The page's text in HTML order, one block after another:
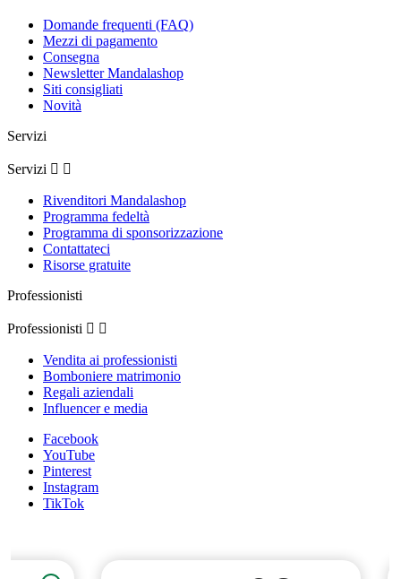
Domande frequenti (FAQ)
Mezzi di pagamento
Consegna
Newsletter Mandalashop
Siti consigliati
Novità
Servizi
Servizi  
Rivenditori Mandalashop
Programma fedeltà
Programma di sponsorizzazione
Contattateci
Risorse gratuite
Professionisti
Professionisti  
Vendita ai professionisti
Bomboniere matrimonio
Regali aziendali
Influencer e media
Facebook
YouTube
Pinterest
Instagram
TikTok